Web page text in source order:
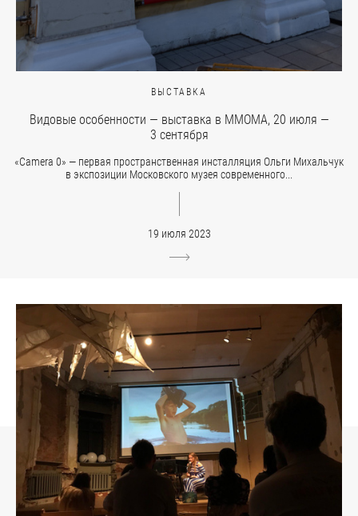
ВЫСТАВКА
Видовые особенности — выставка в ММОМА, 20 июля —
3 сентября
«Camera 0» — первая пространственная инсталляция Ольги Михальчук
в экспозиции Московского музея современного...
19 июля 2023